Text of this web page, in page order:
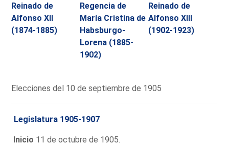
Reinado de
Alfonso XII
(1874-1885)
Regencia de
María Cristina de
Habsburgo-
Lorena (1885-
1902)
Reinado de
Alfonso XIII
(1902-1923)
Elecciones del 10 de septiembre de 1905
Legislatura 1905-1907
Inicio 11 de octubre de 1905.